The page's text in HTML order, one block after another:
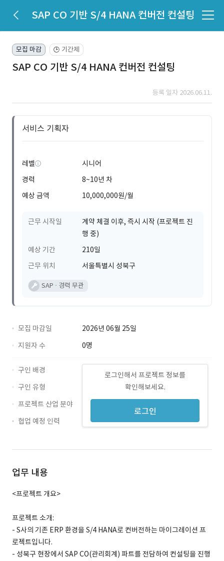
SAP CO 기반 S/4 HANA 컨버전 컨설팅
모집 마감 🕒 기간제
SAP CO 기반 S/4 HANA 컨버전 컨설팅
등록 일자 2026.06.11.
서비스 기획자
레벨
시니어
경력
8~10년 차
예상 금액
10,000,000원/월
근무 시작일
계약 체결 이후, 즉시 시작 (프로젝트 진
행 중)
예상 기간
210일
근무 위치
서울특별시 성북구
SAP 경력 무관
모집 마감일
2026년 06월 25일
지원자 수
0명
로그인해서 프로젝트 정보를
확인해보세요.
로그인
구인 배경
구인 유형
프로젝트 산업 분야
협업 예정 인력
업무 내용
<프로젝트 개요>
프로젝트 소개:
- S사의 기존 ERP 환경을 S/4 HANA로 컨버전하는 마이그레이션 프
로젝트입니다.
- 성북구 현장에서 SAP CO(관리회계) 파트를 전담하여 컨설팅을 진행